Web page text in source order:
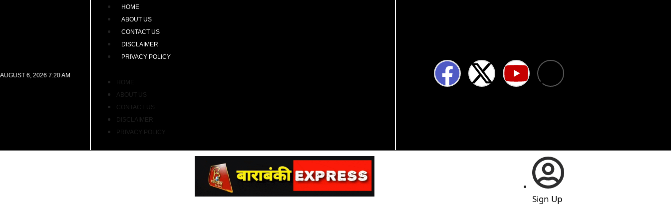
AUGUST 6, 2026 7:20 AM
HOME
ABOUT US
CONTACT US
DISCLAIMER
PRIVACY POLICY
HOME
ABOUT US
CONTACT US
DISCLAIMER
PRIVACY POLICY
Sign Up